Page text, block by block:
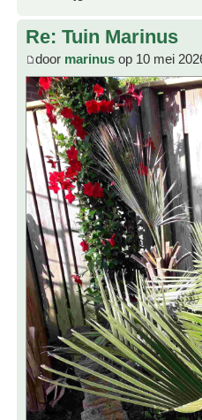
Re: Tuin Marinus
door marinus op 10 mei